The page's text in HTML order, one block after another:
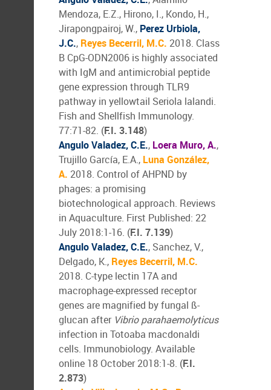
Mendoza, E.Z., Hirono, I., Kondo, H.,
Jirapongpairoj, W., Perez Urbiola,
J.C., Reyes Becerril, M.C. 2018. Class
B CpG-ODN2006 is highly associated
with IgM and antimicrobial peptide
gene expression through TLR9
pathway in yellowtail Seriola lalandi.
Fish and Shellfish Immunology.
77:71-82. (F.I. 3.148)
Angulo Valadez, C.E., Loera Muro, A.,
Trujillo García, E.A., Luna González,
A. 2018. Control of AHPND by
phages: a promising
biotechnological approach. Reviews
in Aquaculture. First Published: 22
July 2018:1-16. (F.I. 7.139)
Angulo Valadez, C.E., Sanchez, V.,
Delgado, K., Reyes Becerril, M.C.
2018. C-type lectin 17A and
macrophage-expressed receptor
genes are magnified by fungal ß-
glucan after Vibrio parahaemolyticus
infection in Totoaba macdonaldi
cells. Immunobiology. Available
online 18 October 2018:1-8. (F.I.
2.873)